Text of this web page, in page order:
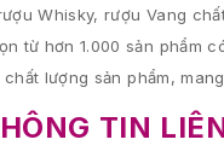
Whisky, rượu Vang
từ hơn 1.000 sản phẩm
lượng sản phẩm,
TIN